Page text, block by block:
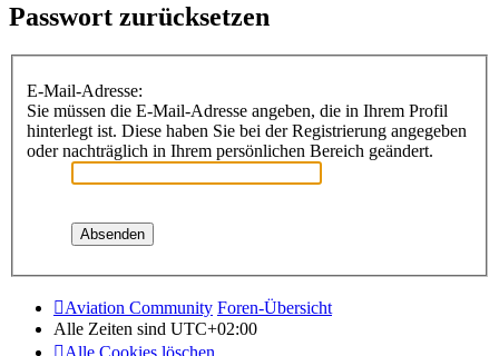
Passwort zurücksetzen
E-Mail-Adresse:
Sie müssen die E-Mail-Adresse angeben, die in Ihrem Profil
hinterlegt ist. Diese haben Sie bei der Registrierung angegeben
oder nachträglich in Ihrem persönlichen Bereich geändert.
Aviation Community Foren-Übersicht
Alle Zeiten sind UTC+02:00
Alle Cookies löschen